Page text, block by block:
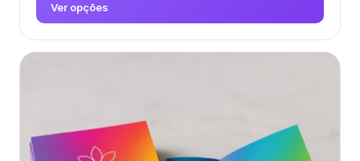
Ver opções
Este
produto
variantes.
As